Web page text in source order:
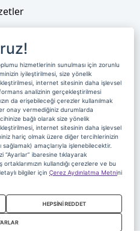
Site Sözleşmesi
Politikası
Başvuru Formu
kullanarak sözleşmeyi kabul etmiş
hizmetlerinin sunulması için zorunlu
iyileştirilmesi, size yönelik
internet sitesinin daha işlevsel
analizinin gerçekleştirilmesi
da erişebileceği çerezler kullanılmak
onay vermediğiniz durumlarda
bağlı olarak size yönelik
internet sitesinin daha işlevsel
hariç olmak üzere diğer tercihlerinizin
sağlamak) amaçlarıyla işlenebilecektir.
“Ayarlar” ibaresine tıklayarak
kullandığı çerezlere ve bu
bilgiler için Çerez Aydınlatma Metnini
HEPSİNİ REDDET